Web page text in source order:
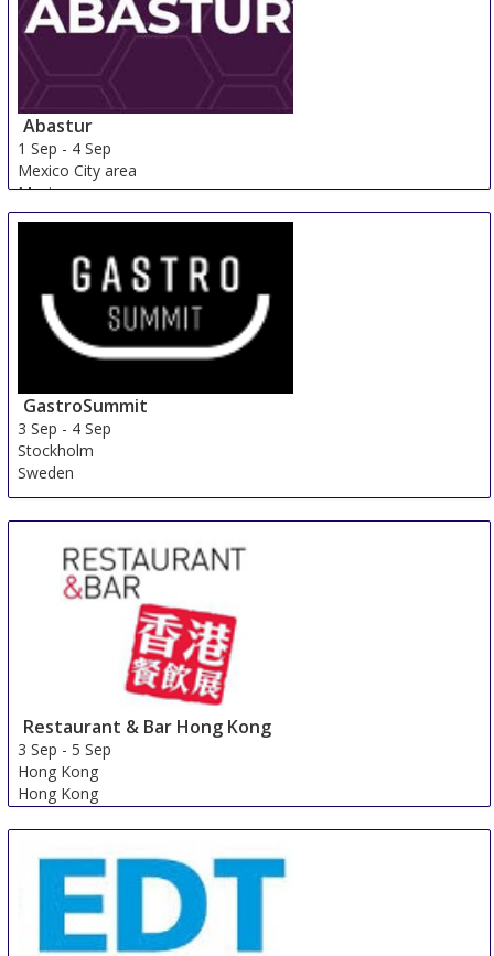
Abastur
1 Sep - 4 Sep
Mexico City area
Mexico
GastroSummit
3 Sep - 4 Sep
Stockholm
Sweden
Restaurant & Bar Hong Kong
3 Sep -5 Sep
Hong Kong
Hong Kong